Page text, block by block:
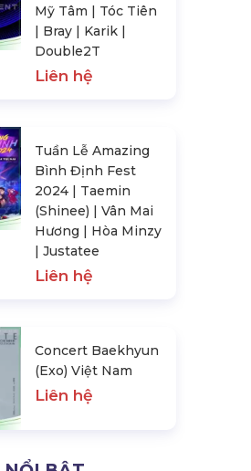
Concert Baekhyun (Exo) Việt Nam
Mỹ Tâm | Tóc Tiên
| Bray | Karik |
Double2T
Liên hệ
Tuần Lễ Amazing
Bình Định Fest
2024 | Taemin
(Shinee) | Vân Mai
Hương | Hòa Minzy
| Justatee
Liên hệ
Concert Baekhyun
(Exo) Việt Nam
Liên hệ